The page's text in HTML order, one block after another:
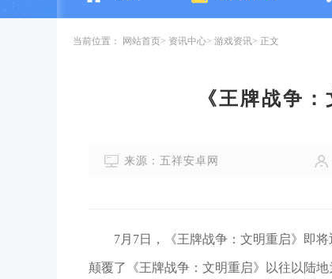
当前位置： 网站首页 资讯中心 游戏资讯 正文
《王牌战争
来源：五祥安卓网
7月7日，《王牌战争：文明重启》即
颠覆了《王牌战争：文明重启》以往以陆